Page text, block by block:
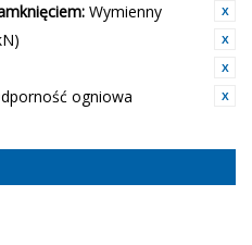
Wymienny
ogniowa